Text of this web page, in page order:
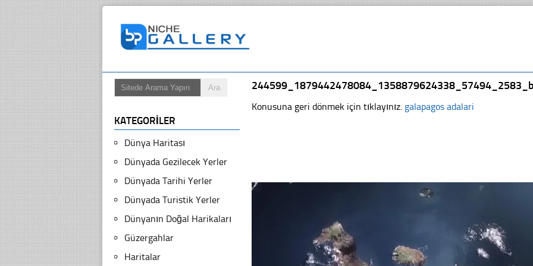
Konusuna geri dönmek için tıklayınız. galapagos adalari
KATEGORILER
Dünya Haritası
Dünyada Gezilecek Yerler
Dünyada Tarihi Yerler
Dünyada Turistik Yerler
Dünyanın Doğal Harikaları
Güzergahlar
Haritalar